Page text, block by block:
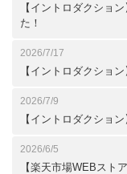
【イントロダクショ
た！
2026/7/17
【イントロダクショ
2026/7/9
【イントロダクショ
2026/6/5
【楽天市場WEBスト